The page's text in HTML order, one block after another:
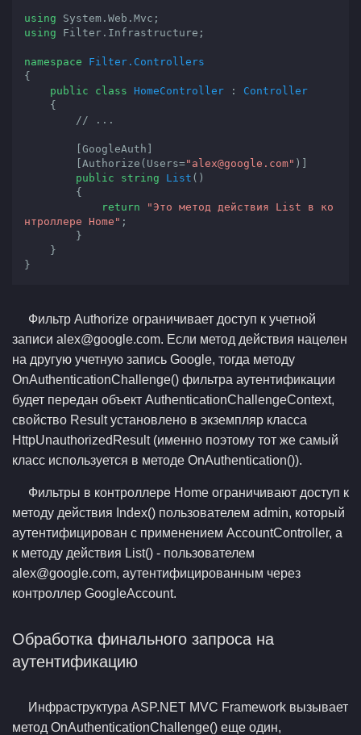
using
using Filter.Infrastructure;
namespace
Filter.Controllers
{
public
class HomeController : Controller
// ...
        [Authorize(Users=
"alex@google.com" )]
public
string List ( )
{
return
"Это метод действия List в ко
нтроллере Home" ;
}
Фильтр Authorize ограничивает доступ к учетной
записи alex@google.com. Если метод действия нацелен
на другую учетную запись Google, тогда методу
OnAuthenticationChallenge() фильтра аутентификации
будет передан объект AuthenticationChallengeContext,
свойство Result установлено в экземпляр класса
HttpUnauthorizedResult (именно поэтому тот же самый
класс используется в методе OnAuthentication()).
Фильтры в контроллере Home ограничивают доступ к
методу действия Index() пользователем admin, который
аутентифицирован с применением AccountController, а
к методу действия List() - пользователем
alex@google.com, аутентифицированным через
контроллер GoogleAccount.
Обработка финального запроса на
аутентификацию
Инфраструктура ASP.NET MVC Framework вызывает
метод OnAuthenticationChallenge() еще один,